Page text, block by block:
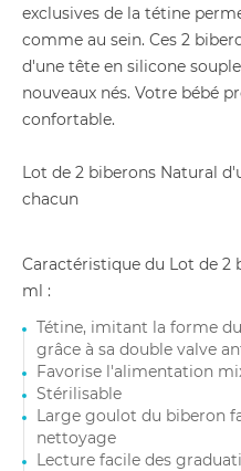
exclusives de la tétine
comme au sein. Ces 2
d'une tête en silicone
nouveaux nés. Votre bébé
confortable.
Lot de 2 biberons Natural
chacun
Caractéristique du Lot de 2
ml :
Tétine, imitant la forme
grâce à sa double valve
Favorise l'alimentation
Stérilisable
Large goulot du biberon
nettoyage
Lecture facile des